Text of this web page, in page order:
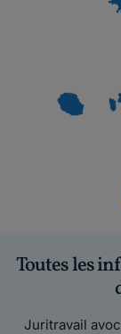
Toutes les
Juritravail